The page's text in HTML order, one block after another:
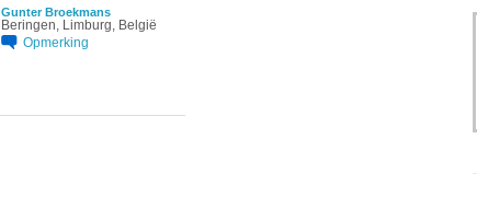
Gunter Broekmans
Beringen, Limburg, België
Opmerking